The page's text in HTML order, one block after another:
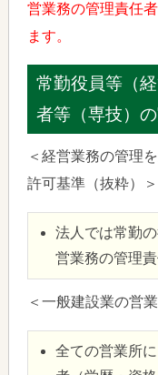
営業務の管理責任
ます。
常勤役員等（
者等（専技）
＜経営業務の管理
許可基準（抜粋）＞
法人では常勤
営業務の管理
＜一般建設業の営
全ての営業所